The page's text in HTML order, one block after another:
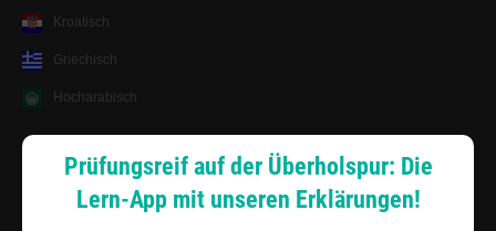
Prüfungsreif auf der Überholspur: Die
Lern-App mit unseren Erklärungen!
Kroatisch
Griechisch
Hocharabisch
Lernsystem
Android App